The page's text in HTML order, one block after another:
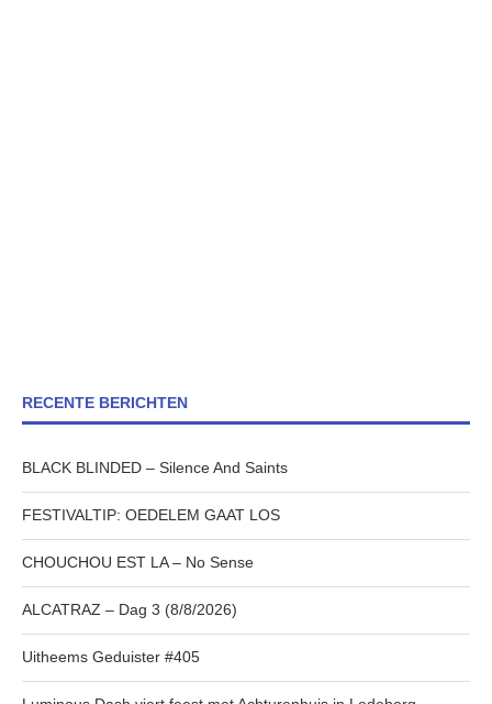
RECENTE BERICHTEN
BLACK BLINDED – Silence And Saints
FESTIVALTIP: OEDELEM GAAT LOS
CHOUCHOU EST LA – No Sense
ALCATRAZ – Dag 3 (8/8/2026)
Uitheems Geduister #405